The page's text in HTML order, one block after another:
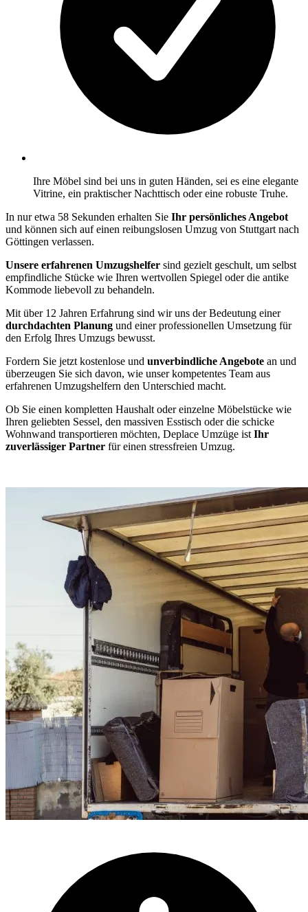
Ihre Möbel sind bei uns in guten Händen, sei es eine elegante
Vitrine, ein praktischer Nachttisch oder eine robuste Truhe.
In nur etwa 58 Sekunden erhalten Sie Ihr persönliches Angebot
und können sich auf einen reibungslosen Umzug von Stuttgart nach
Göttingen verlassen.
Unsere erfahrenen Umzugshelfer sind gezielt geschult, um selbst
empfindliche Stücke wie Ihren wertvollen Spiegel oder die antike
Kommode liebevoll zu behandeln.
Mit über 12 Jahren Erfahrung sind wir uns der Bedeutung einer
durchdachten Planung und einer professionellen Umsetzung für
den Erfolg Ihres Umzugs bewusst.
Fordern Sie jetzt kostenlose und unverbindliche Angebote an und
überzeugen Sie sich davon, wie unser kompetentes Team aus
erfahrenen Umzugshelfern den Unterschied macht.
Ob Sie einen kompletten Haushalt oder einzelne Möbelstücke wie
Ihren geliebten Sessel, den massiven Esstisch oder die schicke
Wohnwand transportieren möchten, Deplace Umzüge ist Ihr
zuverlässiger Partner für einen stressfreien Umzug.